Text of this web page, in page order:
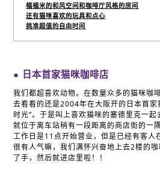
榻榻米的和风空间和咖啡厅风格的房间
还有猫咪喜欢的玩具和点心
挑准超值的自由时间
● 日本首家猫咪咖啡店
我们都超喜欢动物。在数量众多的猫咪咖
去看看的还是2004年在大阪开的日本首家
时光”。于是叫上喜欢猫咪的塞德里克一
就位于离车站稍有一段距离的商店街的一隅
工作日是11点开始营业，但是已经有客人
很有人气嘛，我们满怀兴奋地上去2楼的
了手，然后就进店里啦！！